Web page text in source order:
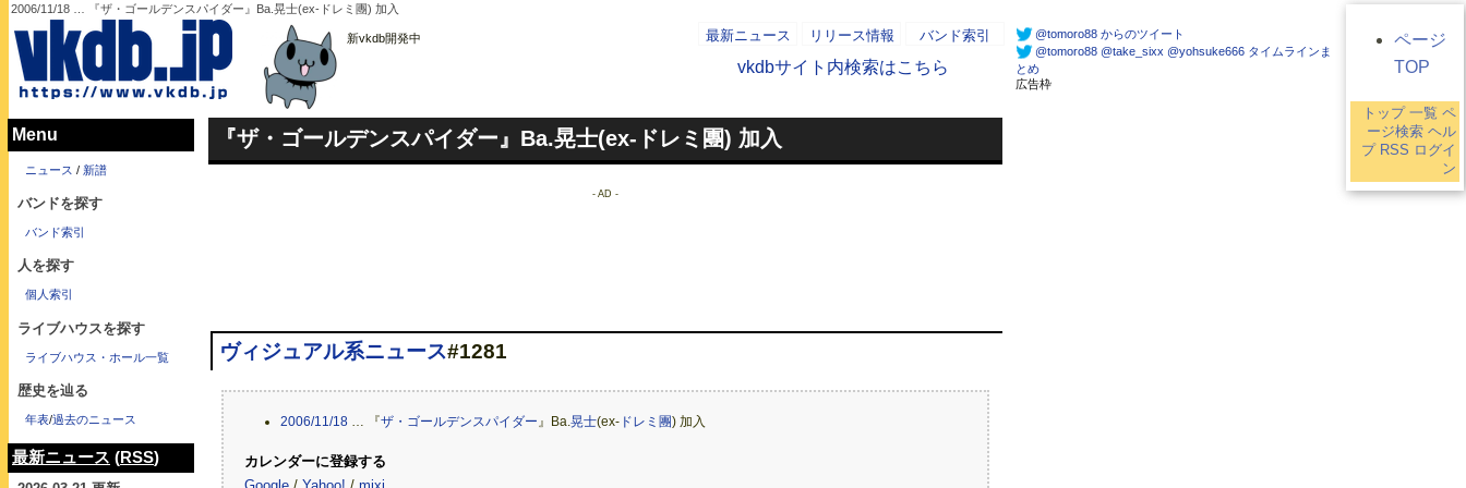
2006/11/18 … 『ザ・ゴールデンスパイダー』Ba.晃士(ex-ドレミ團) 加入
新vkdb開発中 最新ニュース リリース情報 バンド索引
vkdbサイト内検索はこちら
- AD -
『ザ・ゴールデンスパイダー』Ba.晃士(ex-ドレミ團) 加入
- AD -
ヴィジュアル系ニュース#1281
2006/11/18 … 『ザ・ゴールデンスパイダー』Ba.晃士(ex- ドレミ團) 加入
カレンダーに登録する
@tomoro88 からのツイート
@tomoro88 @take_sixx @yohsuke666 タイムラインま
とめ
広告枠
Menu
ニュース / 新譜
バンドを探す
バンド索引
人を探す
個人索引
ライブハウスを探す
ライブハウス・ホール一覧
歴史を辿る
年表/過去のニュース
最新ニュース (RSS)
ページ
TOP
トップ 一覧 ペ
ージ検索 ヘル
プ RSS ログイ
ン